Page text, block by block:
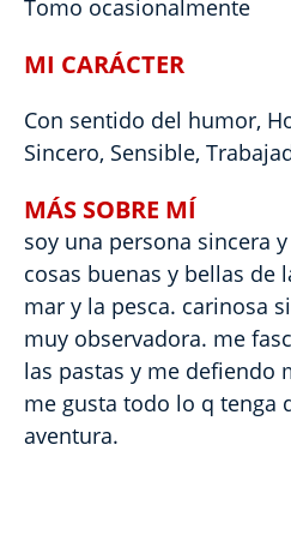
Tomo ocasionalmente
MI CARÁCTER
Con sentido del humor,
Sincero, Sensible,
MÁS SOBRE MÍ
soy una persona sincera
cosas buenas y bellas de
mar y la pesca. carinosa
muy observadora. me
las pastas y me defiendo
me gusta todo lo q tenga
aventura.